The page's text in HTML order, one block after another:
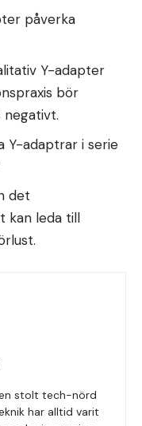
påverka
Y-adapter
bör
negativt.
Y-adaptrar i serie
det
kan leda till
stolt tech-nörd
har alltid varit